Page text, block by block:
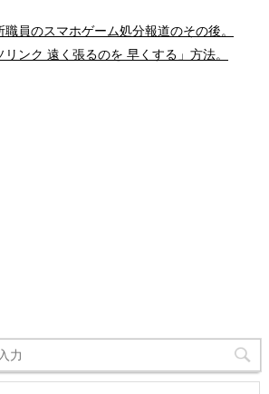
員のスマホゲーム処分報道のその後。
ンク 遠く張るのを 早くする」方法。